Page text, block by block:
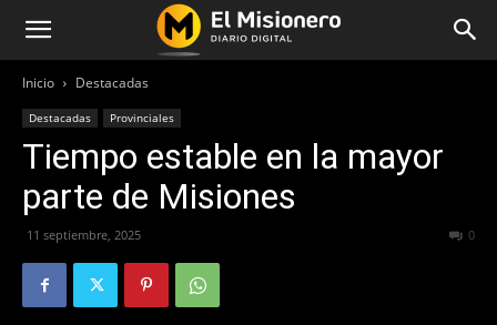
Inicio Destacadas
Destacadas Provinciales
Tiempo estable en la mayor
parte de Misiones
11 septiembre, 2025 0